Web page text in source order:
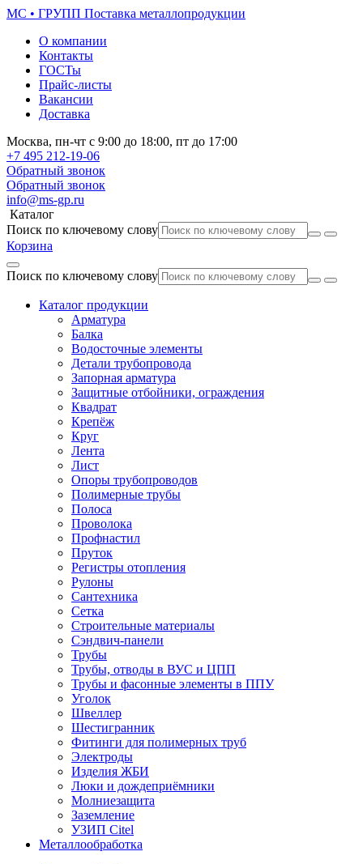
МС • ГРУПП Поставка металлопродукции
О компании
Контакты
ГОСТы
Прайс-листы
Вакансии
Доставка
Москва, пн-чт с 9:00 до 18:00, пт до 17:00
+7 495 212-19-06
Обратный звонок
Обратный звонок
info@ms-gp.ru
Каталог
Поиск по ключевому слову
Корзина
Поиск по ключевому слову
Каталог продукции
Арматура
Балка
Водосточные элементы
Детали трубопровода
Запорная арматура
Защитные отбойники, ограждения
Квадрат
Крепёж
Круг
Лента
Лист
Опоры трубопроводов
Полимерные трубы
Полоса
Проволока
Профнастил
Пруток
Регистры отопления
Рулоны
Сантехника
Сетка
Строительные материалы
Сэндвич-панели
Трубы
Трубы, отводы в ВУС и ЦПП
Трубы и фасонные элементы в ППУ
Уголок
Швеллер
Шестигранник
Фитинги для полимерных труб
Электроды
Изделия ЖБИ
Люки и дождеприёмники
Молниезащита
Заземление
УЗИП Citel
Металлообработка